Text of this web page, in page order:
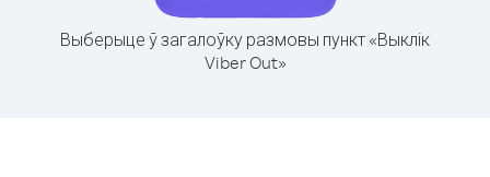
Выберыце ў загалоўку размовы пункт «Выклік
Viber Out»